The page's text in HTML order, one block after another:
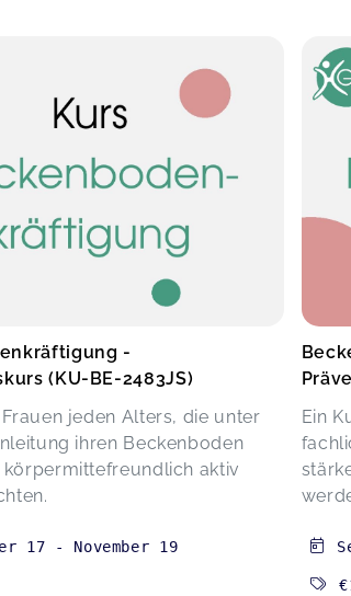
-
(KU-BE-2483JS)
jeden Alters, die unter
ihren Beckenboden
aktiv
17 - November 19
Ein